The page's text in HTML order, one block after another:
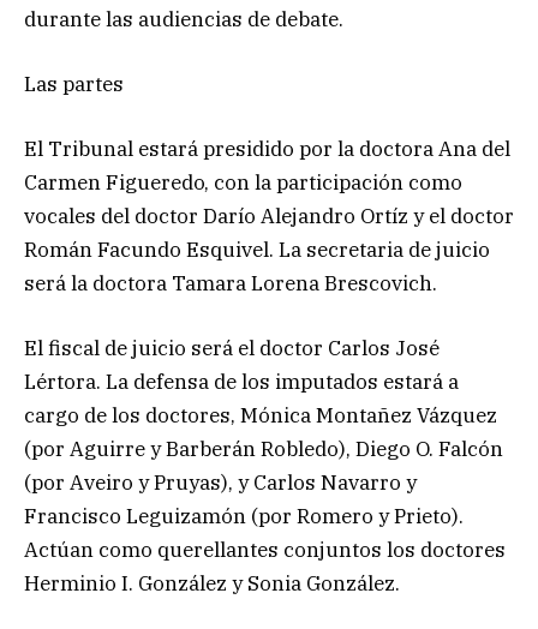
durante las audiencias de debate.
Las partes
El Tribunal estará presidido por la doctora Ana del
Carmen Figueredo, con la participación como
vocales del doctor Darío Alejandro Ortíz y el doctor
Román Facundo Esquivel. La secretaria de juicio
será la doctora Tamara Lorena Brescovich.
El fiscal de juicio será el doctor Carlos José
Lértora. La defensa de los imputados estará a
cargo de los doctores, Mónica Montañez Vázquez
(por Aguirre y Barberán Robledo), Diego O. Falcón
(por Aveiro y Pruyas), y Carlos Navarro y
Francisco Leguizamón (por Romero y Prieto).
Actúan como querellantes conjuntos los doctores
Herminio I. González y Sonia González.